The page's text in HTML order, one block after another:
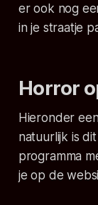
er ook nog
in je straatje
Horror
Hieronder
natuurlijk is
programma
je op de